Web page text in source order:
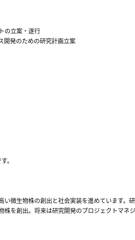
の立案・遂行
開発のための研究計画立案
。
微生物株の創出と社会実装を進めています。研
株を創出。将来は研究開発のプロジェクトマネジ